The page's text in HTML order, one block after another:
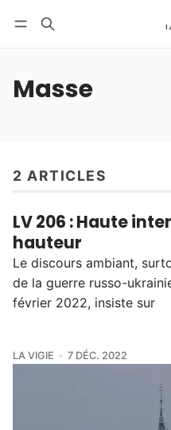
Masse
2 ARTICLES
LV 206 : Haute
hauteur
Le discours ambiant,
de la guerre russo-
février 2022, insiste sur
LA VIGIE 7 DÉC. 2022